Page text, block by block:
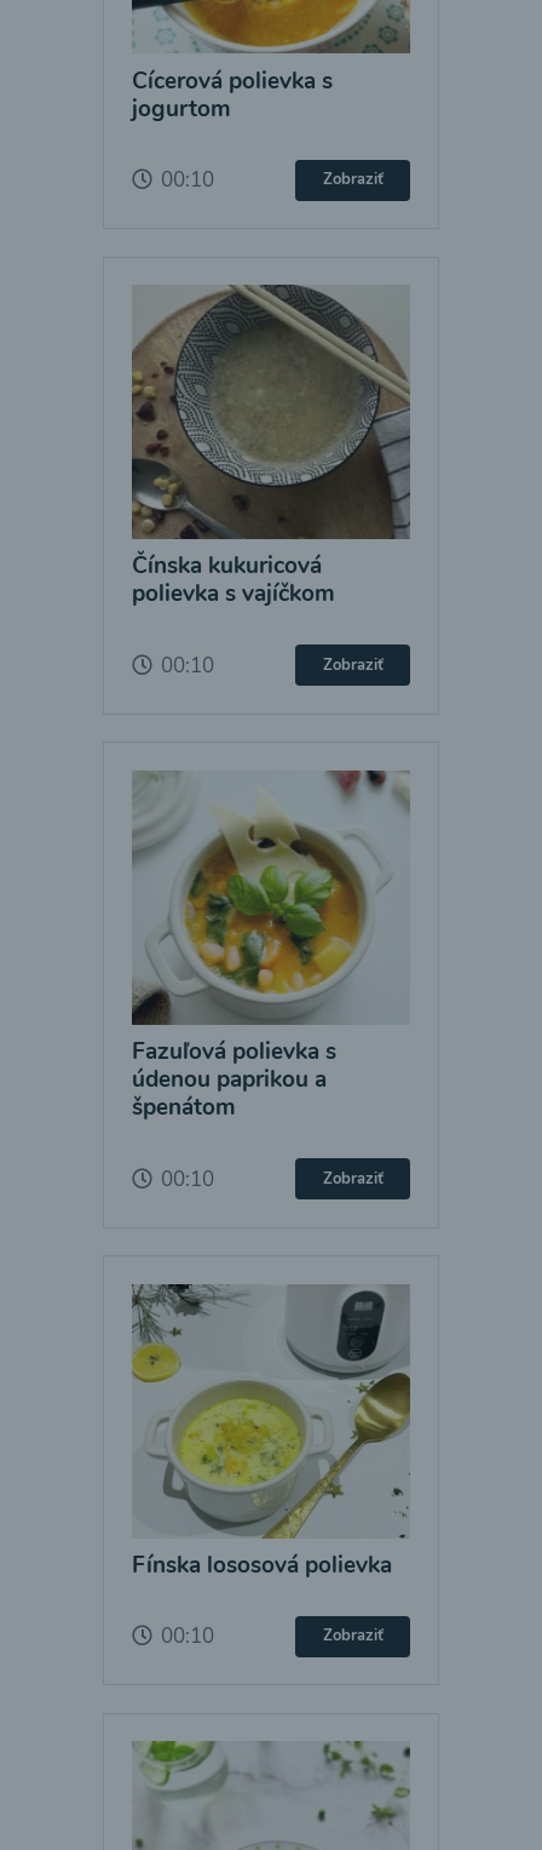
Cícerová polievka s
jogurtom
00:10 Zobraziť
Čínska kukuricová
polievka s vajíčkom
00:10 Zobraziť
Fazuľová polievka s
údenou paprikou a
špenátom
00:10 Zobraziť
Fínska lososová polievka
00:10 Zobraziť